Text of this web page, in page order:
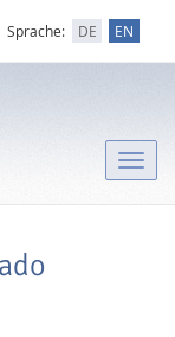
Sprache: DE EN
Toggle